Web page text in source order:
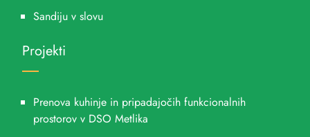
Sandiju v slovu
Projekti
Prenova kuhinje in pripadajočih funkcionalnih
prostorov v DSO Metlika